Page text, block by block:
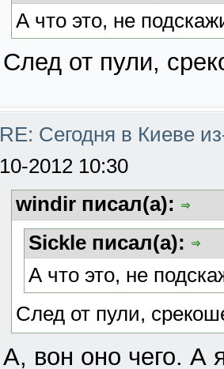
А что это, не
След от пули,
RE: Сегодня в Киеве
10-2012 10:30
windir писал(а):
Sickle писал(а):
А что это, не
След от пули,
А, вон оно чего. А